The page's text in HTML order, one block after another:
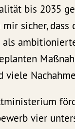
bis 2035
sicher, dass
als
viele
vier